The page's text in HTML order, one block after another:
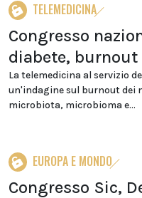
TELEMEDICINA
Congresso
diabete,
La telemedicina al servizio
un'indagine sul burnout dei
microbiota, microbioma e...
EUROPA E MONDO
Congresso Sic,